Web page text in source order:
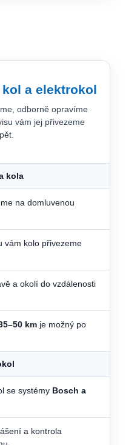
a elektrokol
odborně opravíme
vám jej přivezeme
kola
na domluvenou
vám kolo přivezeme
a okolí do vzdálenosti
km je možný po
se systémy Bosch a
a kontrola